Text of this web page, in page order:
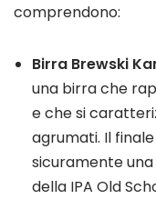
comprendono:
Birra Brewski
una birra che
e che si
agrumati. Il
sicuramente
della IPA Old